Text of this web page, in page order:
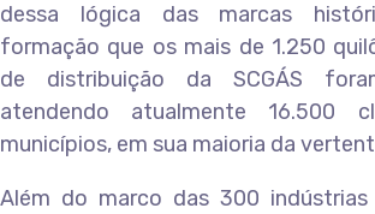
dessa lógica das marcas
formação que os mais de 1.250
de distribuição da SCGÁS
atendendo atualmente 16.500
municípios, em sua maioria da
Além do marco das 300